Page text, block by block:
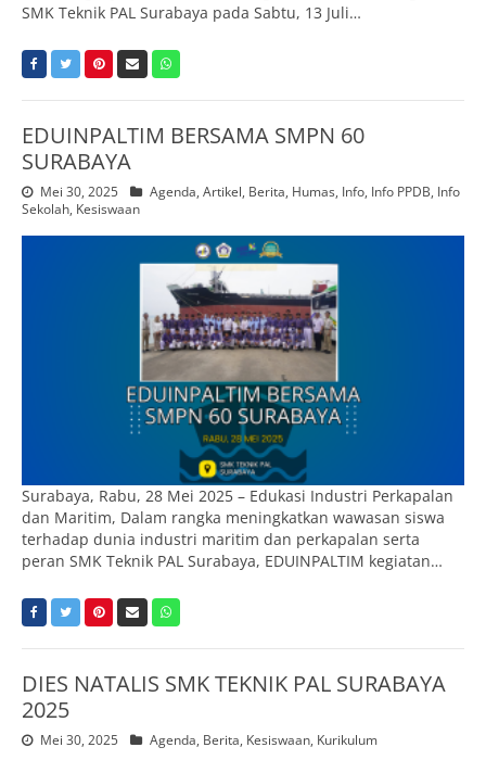
SMK Teknik PAL Surabaya pada Sabtu, 13 Juli…
EDUINPALTIM BERSAMA SMPN 60
SURABAYA
Mei 30, 2025 Agenda, Artikel, Berita, Humas, Info, Info PPDB, Info
Sekolah, Kesiswaan
Surabaya, Rabu, 28 Mei 2025 – Edukasi Industri Perkapalan
dan Maritim, Dalam rangka meningkatkan wawasan siswa
terhadap dunia industri maritim dan perkapalan serta
peran SMK Teknik PAL Surabaya, EDUINPALTIM kegiatan…
DIES NATALIS SMK TEKNIK PAL SURABAYA
2025
Mei 30, 2025 Agenda, Berita, Kesiswaan, Kurikulum